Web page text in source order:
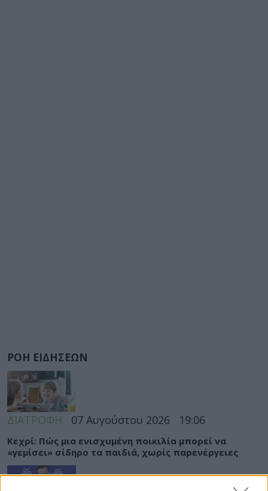
ΡΟΗ ΕΙΔΗΣΕΩΝ
ΔΙΑΤΡΟΦΗ 07 Αυγούστου 2026 19:06
Κεχρί: Πώς μια ενισχυμένη ποικιλία μπορεί να
«γεμίσει» σίδηρο τα παιδιά, χωρίς παρενέργειες